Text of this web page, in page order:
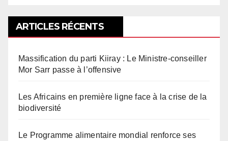
ARTICLES RÉCENTS
Massification du parti Kiiray : Le Ministre-conseiller
Mor Sarr passe à l’offensive
Les Africains en première ligne face à la crise de la
biodiversité
Le Programme alimentaire mondial renforce ses